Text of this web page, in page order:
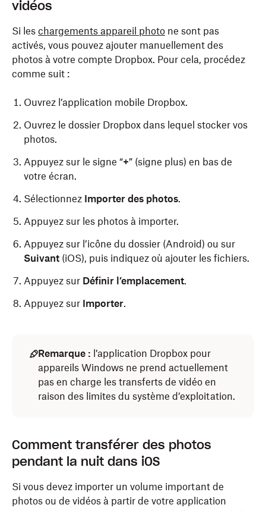
vidéos
Si les chargements appareil photo ne sont pas
activés, vous pouvez ajouter manuellement des
photos à votre compte Dropbox. Pour cela, procédez
comme suit :
Ouvrez l’application mobile Dropbox.
Ouvrez le dossier Dropbox dans lequel stocker vos
photos.
Appuyez sur le signe “+” (signe plus) en bas de
votre écran.
Sélectionnez Importer des photos.
Appuyez sur les photos à importer.
Appuyez sur l’icône du dossier (Android) ou sur
Suivant (iOS), puis indiquez où ajouter les fichiers.
Appuyez sur Définir l’emplacement.
Appuyez sur Importer.
Remarque : l’application Dropbox pour
appareils Windows ne prend actuellement
pas en charge les transferts de vidéo en
raison des limites du système d’exploitation.
Comment transférer des photos
pendant la nuit dans iOS
Si vous devez importer un volume important de
photos ou de vidéos à partir de votre application